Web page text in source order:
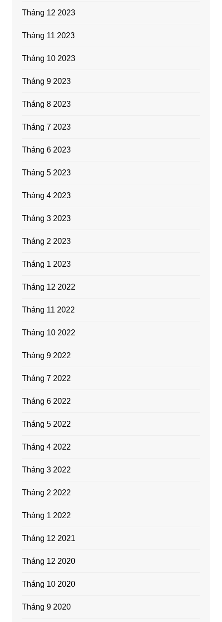
Tháng 12 2023
Tháng 11 2023
Tháng 10 2023
Tháng 9 2023
Tháng 8 2023
Tháng 7 2023
Tháng 6 2023
Tháng 5 2023
Tháng 4 2023
Tháng 3 2023
Tháng 2 2023
Tháng 1 2023
Tháng 12 2022
Tháng 11 2022
Tháng 10 2022
Tháng 9 2022
Tháng 7 2022
Tháng 6 2022
Tháng 5 2022
Tháng 4 2022
Tháng 3 2022
Tháng 2 2022
Tháng 1 2022
Tháng 12 2021
Tháng 12 2020
Tháng 10 2020
Tháng 9 2020